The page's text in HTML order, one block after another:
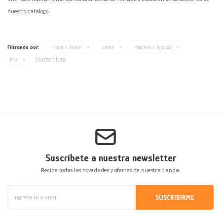
nuestro catálogo.
Filtrando por: Hogar y Jardín Jardín Piscinas y Jacuzzi
Mor Quitar filtros
Suscríbete a nuestra newsletter
Recibe todas las novedades y ofertas de nuestra tienda.
SUSCRIBIRME